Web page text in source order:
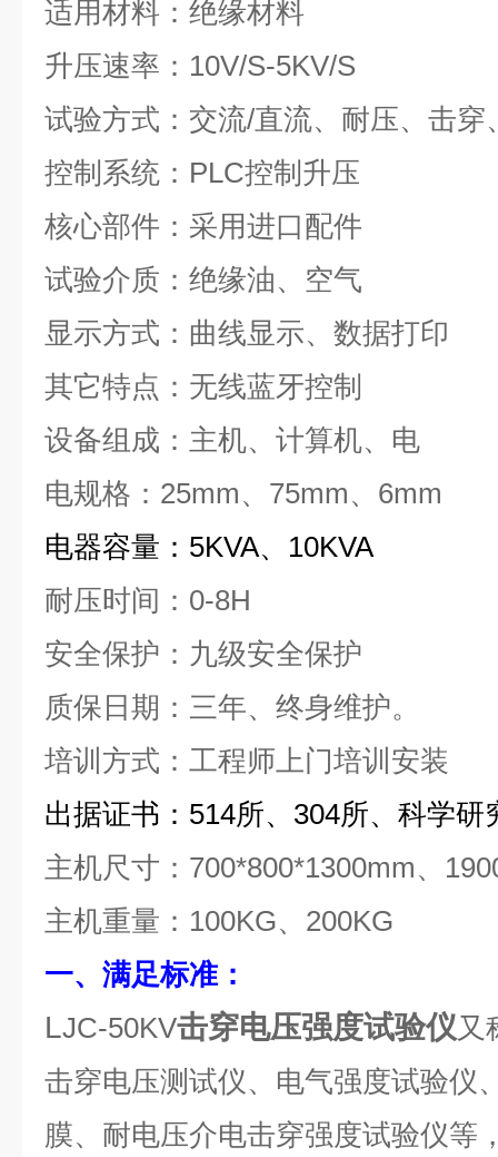
适用材料：绝缘材料
升压速率：10V/S-5KV/S
试验方式：交流/直流、耐压、击穿
控制系统：PLC控制升压
核心部件：采用进口配件
试验介质：绝缘油、空气
显示方式：曲线显示、数据打印
其它特点：无线蓝牙控制
设备组成：主机、计算机、电
电规格：25mm、75mm、6mm
电器容量：5KVA、10KVA
耐压时间：0-8H
安全保护：九级安全保护
质保日期：三年、终身维护。
培训方式：工程师上门培训安装
出据证书：514所、304所、科学研
主机尺寸：700*800*1300mm、
主机重量：100KG、200KG
一、满足标准：
LJC-50KV击穿电压强度试验仪又
击穿电压测试仪、电气强度试验仪
膜、耐电压介电击穿强度试验仪等